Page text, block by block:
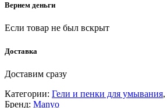
Вернем деньги
Если товар не был вскрыт
Доставка
Доставим сразу
Категории: Гели и пенки для умывания,
Бренд: Manyo